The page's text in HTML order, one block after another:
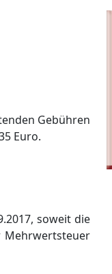
Gebühren
Euro.
soweit die
Mehrwertsteuer